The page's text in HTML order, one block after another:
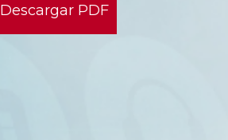
Descargar PDF